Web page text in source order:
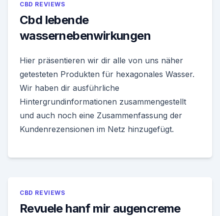
CBD REVIEWS
Cbd lebende
wassernebenwirkungen
Hier präsentieren wir dir alle von uns näher
getesteten Produkten für hexagonales Wasser.
Wir haben dir ausführliche
Hintergrundinformationen zusammengestellt
und auch noch eine Zusammenfassung der
Kundenrezensionen im Netz hinzugefügt.
CBD REVIEWS
Revuele hanf mir augencreme